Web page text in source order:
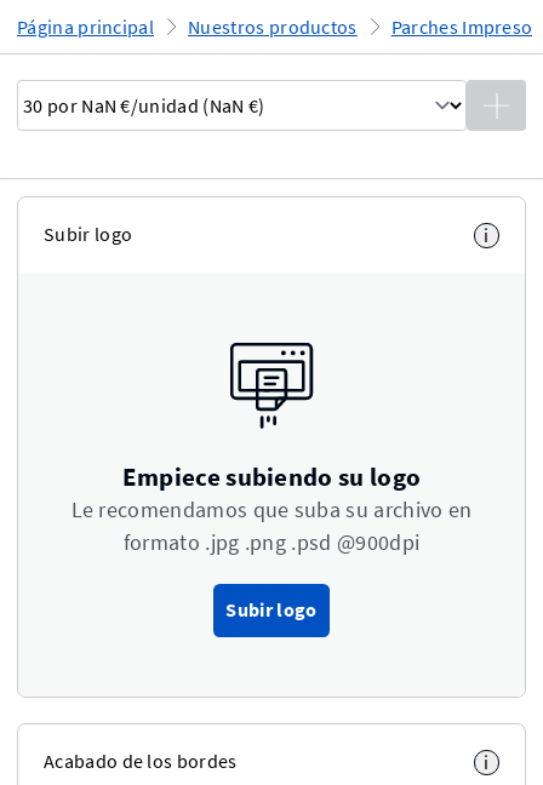
Página principal Nuestros productos Parches Impresos
Subir logo i
Empiece subiendo su logo
Le recomendamos que suba su archivo en
formato .jpg .png .psd @900dpi
Subir logo
Acabado de los bordes i